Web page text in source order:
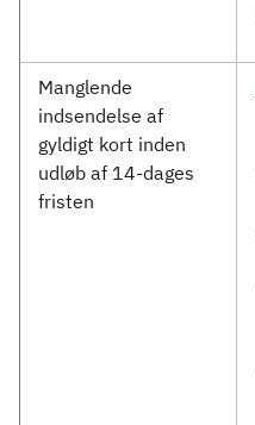
Manglende
indsendelse af
gyldigt kort inden
udløb af 14-dages
fristen